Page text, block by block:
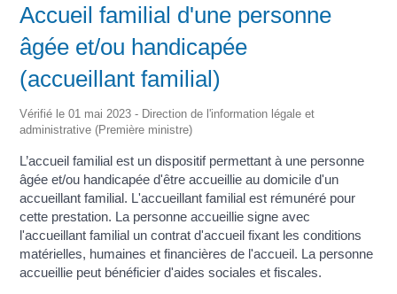
Accueil familial d'une personne
âgée et/ou handicapée
(accueillant familial)
Vérifié le 01 mai 2023 - Direction de l'information légale et
administrative (Première ministre)
L’accueil familial est un dispositif permettant à une personne
âgée et/ou handicapée d'être accueillie au domicile d'un
accueillant familial. L'accueillant familial est rémunéré pour
cette prestation. La personne accueillie signe avec
l'accueillant familial un contrat d'accueil fixant les conditions
matérielles, humaines et financières de l'accueil. La personne
accueillie peut bénéficier d'aides sociales et fiscales.